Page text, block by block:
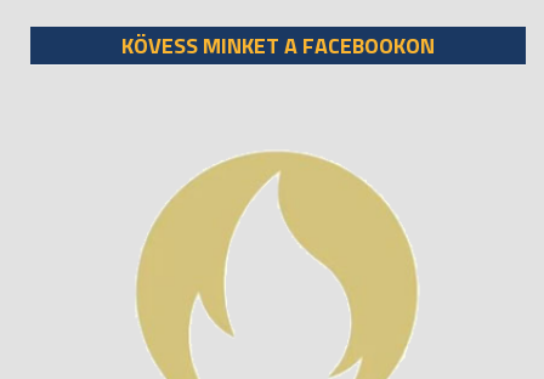
KÖVESS MINKET A FACEBOOKON